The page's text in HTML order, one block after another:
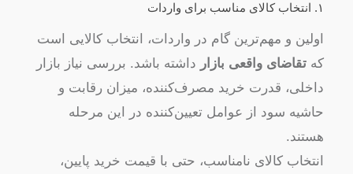
۱. انتخاب کالای مناسب برای واردات
اولین و مهم‌ترین گام در واردات، انتخاب کالایی است
کهتقاضای واقعی بازار داشته باشد. بررسی نیاز بازار
داخلی، قدرت خرید مصرف‌کننده، میزان رقابت و
حاشیه سود از عوامل تعیین‌کننده در این مرحله
هستند.
انتخاب کالای نامناسب، حتی با قیمت خرید پایین،